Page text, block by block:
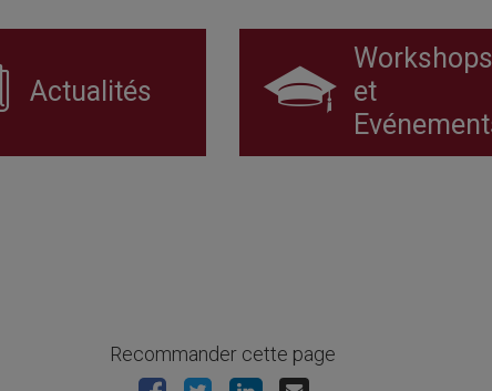
Actualités
Workshops
et
Recommander cette page